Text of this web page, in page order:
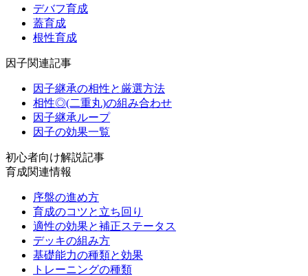
デバフ育成
蓋育成
根性育成
因子関連記事
因子継承の相性と厳選方法
相性◎(二重丸)の組み合わせ
因子継承ループ
因子の効果一覧
初心者向け解説記事
育成関連情報
序盤の進め方
育成のコツと立ち回り
適性の効果と補正ステータス
デッキの組み方
基礎能力の種類と効果
トレーニングの種類